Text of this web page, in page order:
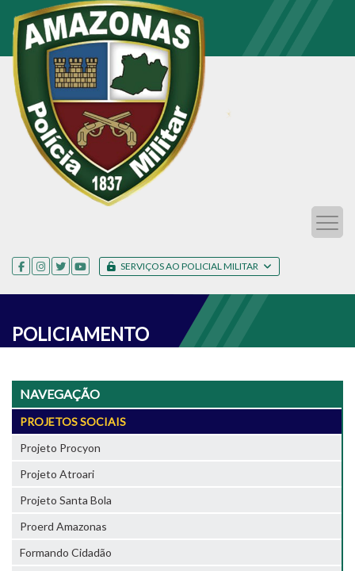
SERVIÇOS AO POLICIAL MILITAR
POLICIAMENTO
NAVEGAÇÃO
PROJETOS SOCIAIS
Projeto Procyon
Projeto Atroari
Projeto Santa Bola
Proerd Amazonas
Formando Cidadão